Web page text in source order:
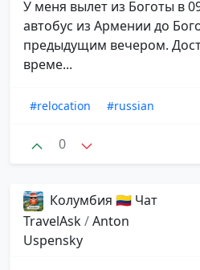
У меня вылет из Боготы в
автобус из Армении до
предыдущим вечером.
време...
#relocation #russian
0
Колумбия 🇨🇴 Чат
TravelAsk/Anton
Uspensky